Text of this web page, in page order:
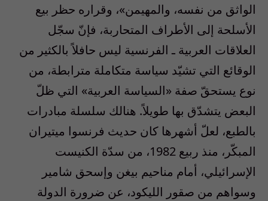
الواثق من نفسه، والمهيمن»، وقراره حظر بيع
الأسلحة إلى الأطراف المتحاربة، فإنّ سجّل
العلاقات العربية ـ الفرنسية ليس حافلاً بالكثير من
الوقائع التي تشيّد سياسة متكاملة مترابطة، من
نوع يستحقّ صفة «السياسة العربية» التي ظلّ
البعض يتشدّق بها طويلاً. هنالك سلسلة مبادرات
بالطبع، لعلّ أشهرها كان حديث فرنسوا ميتيران
المبكّر، منذ ربيع 1982، من سدّة الكنيست
الإسرائيلي، أمام مناحيم بيغن وإسحق شامير
وسواهم من صقور الليكود، عن ضرورة الدولة